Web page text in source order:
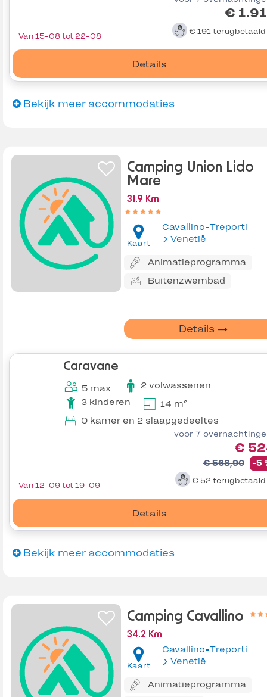
€
€ 191 terugbetaald
Details
Van 15-08 tot 22-08
Bekijk meer accommodaties
Camping Union Lido
Mare
31.9 Km
Kaart
Cavallino-Treporti
Venetië
Animatieprogramma
Buitenzwembad
Details
Caravane
5 max
2 volwassenen
3 kinderen
14 m²
0 kamer en 2 slaapgedeeltes
voor 7
€
€ 568,90 -5
€ 52 terugbetaald
Details
Van 12-09 tot 19-09
Bekijk meer accommodaties
Camping Cavallino
34.2 Km
Kaart
Cavallino-Treporti
Venetië
Animatieprogramma